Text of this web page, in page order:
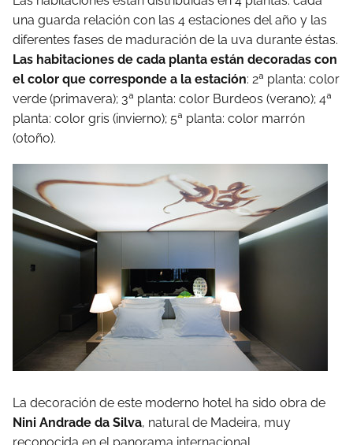
una guarda relación con las 4 estaciones del año y las
diferentes fases de maduración de la uva durante éstas.
Las habitaciones de cada planta están decoradas con
el color que corresponde a la estación: 2ª planta: color
verde (primavera); 3ª planta: color Burdeos (verano); 4ª
planta: color gris (invierno); 5ª planta: color marrón
(otoño).
La decoración de este moderno hotel ha sido obra de
Nini Andrade da Silva, natural de Madeira, muy